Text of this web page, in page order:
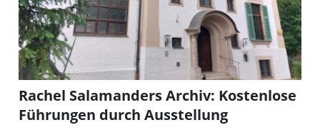
Rachel Salamanders Archiv: Kostenlose
Führungen durch Ausstellung